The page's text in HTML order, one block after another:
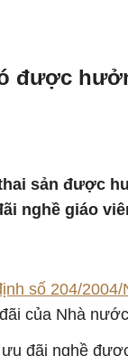
được
sản được
nghề giáo
số 204/
của Nhà
đãi nghề